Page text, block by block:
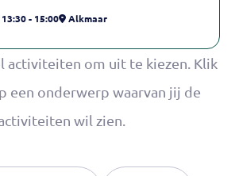
te inspireren, aan het schrijven te
Onder de naam
geeft Nicoline 1-op-1
en organiseert zij
van korte
en verwachtingen zich
dat is helemaal niet vreemd.
13:30 - 15:00 Alkmaar
activiteiten om uit te kiezen. Klik
een onderwerp waarvan jij de
wil zien.